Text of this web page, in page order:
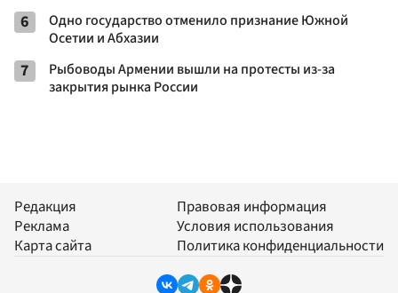
6
Одно государство отменило признание Южной
Осетии и Абхазии
7
Рыбоводы Армении вышли на протесты из-за
закрытия рынка России
Редакция
Реклама
Карта сайта
Правовая информация
Условия использования
Политика конфиденциальности